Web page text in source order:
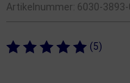
Artikelnummer: 6030-
(5)